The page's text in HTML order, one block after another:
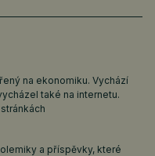
na ekonomiku. Vychází
také na internetu.
a příspěvky, které